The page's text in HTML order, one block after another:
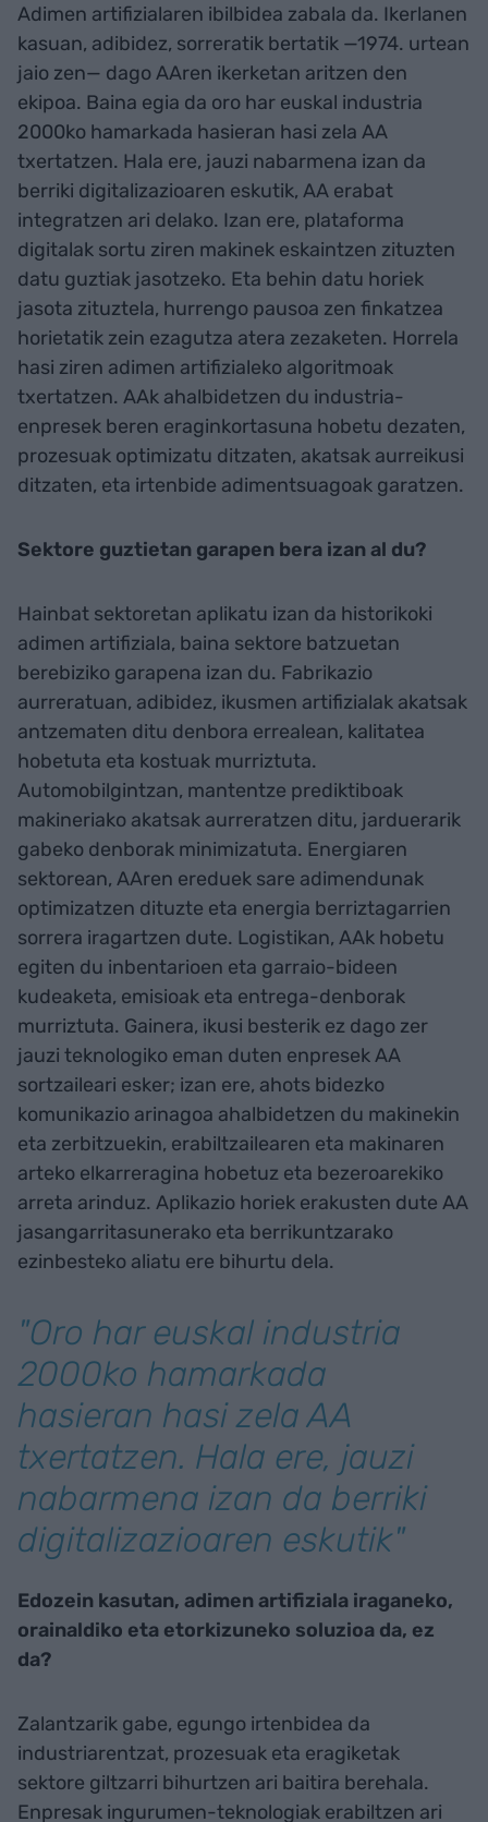
Adimen artifizialaren ibilbidea zabala da. Ikerlanen
kasuan, adibidez, sorreratik bertatik —1974. urtean
jaio zen— dago AAren ikerketan aritzen den
ekipoa. Baina egia da oro har euskal industria
2000ko hamarkada hasieran hasi zela AA
txertatzen. Hala ere, jauzi nabarmena izan da
berriki digitalizazioaren eskutik, AA erabat
integratzen ari delako. Izan ere, plataforma
digitalak sortu ziren makinek eskaintzen zituzten
datu guztiak jasotzeko. Eta behin datu horiek
jasota zituztela, hurrengo pausoa zen finkatzea
horietatik zein ezagutza atera zezaketen. Horrela
hasi ziren adimen artifizialeko algoritmoak
txertatzen. AAk ahalbidetzen du industria-
enpresek beren eraginkortasuna hobetu dezaten,
prozesuak optimizatu ditzaten, akatsak aurreikusi
ditzaten, eta irtenbide adimentsuagoak garatzen.
Sektore guztietan garapen bera izan al du?
Hainbat sektoretan aplikatu izan da historikoki
adimen artifiziala, baina sektore batzuetan
berebiziko garapena izan du. Fabrikazio
aurreratuan, adibidez, ikusmen artifizialak akatsak
antzematen ditu denbora errealean, kalitatea
hobetuta eta kostuak murriztuta.
Automobilgintzan, mantentze prediktiboak
makineriako akatsak aurreratzen ditu, jarduerarik
gabeko denborak minimizatuta. Energiaren
sektorean, AAren ereduek sare adimendunak
optimizatzen dituzte eta energia berriztagarrien
sorrera iragartzen dute. Logistikan, AAk hobetu
egiten du inbentarioen eta garraio-bideen
kudeaketa, emisioak eta entrega-denborak
murriztuta. Gainera, ikusi besterik ez dago zer
jauzi teknologiko eman duten enpresek AA
sortzaileari esker; izan ere, ahots bidezko
komunikazio arinagoa ahalbidetzen du makinekin
eta zerbitzuekin, erabiltzailearen eta makinaren
arteko elkarreragina hobetuz eta bezeroarekiko
arreta arinduz. Aplikazio horiek erakusten dute AA
jasangarritasunerako eta berrikuntzarako
ezinbesteko aliatu ere bihurtu dela.
"Oro har euskal industria
2000ko hamarkada
hasieran hasi zela AA
txertatzen. Hala ere, jauzi
nabarmena izan da berriki
digitalizazioaren eskutik"
Edozein kasutan, adimen artifiziala iraganeko,
orainaldiko eta etorkizuneko soluzioa da, ez
da?
Zalantzarik gabe, egungo irtenbidea da
industriarentzat, prozesuak eta eragiketak
sektore giltzarri bihurtzen ari baitira berehala.
Enpresak ingurumen-teknologiak erabiltzen ari